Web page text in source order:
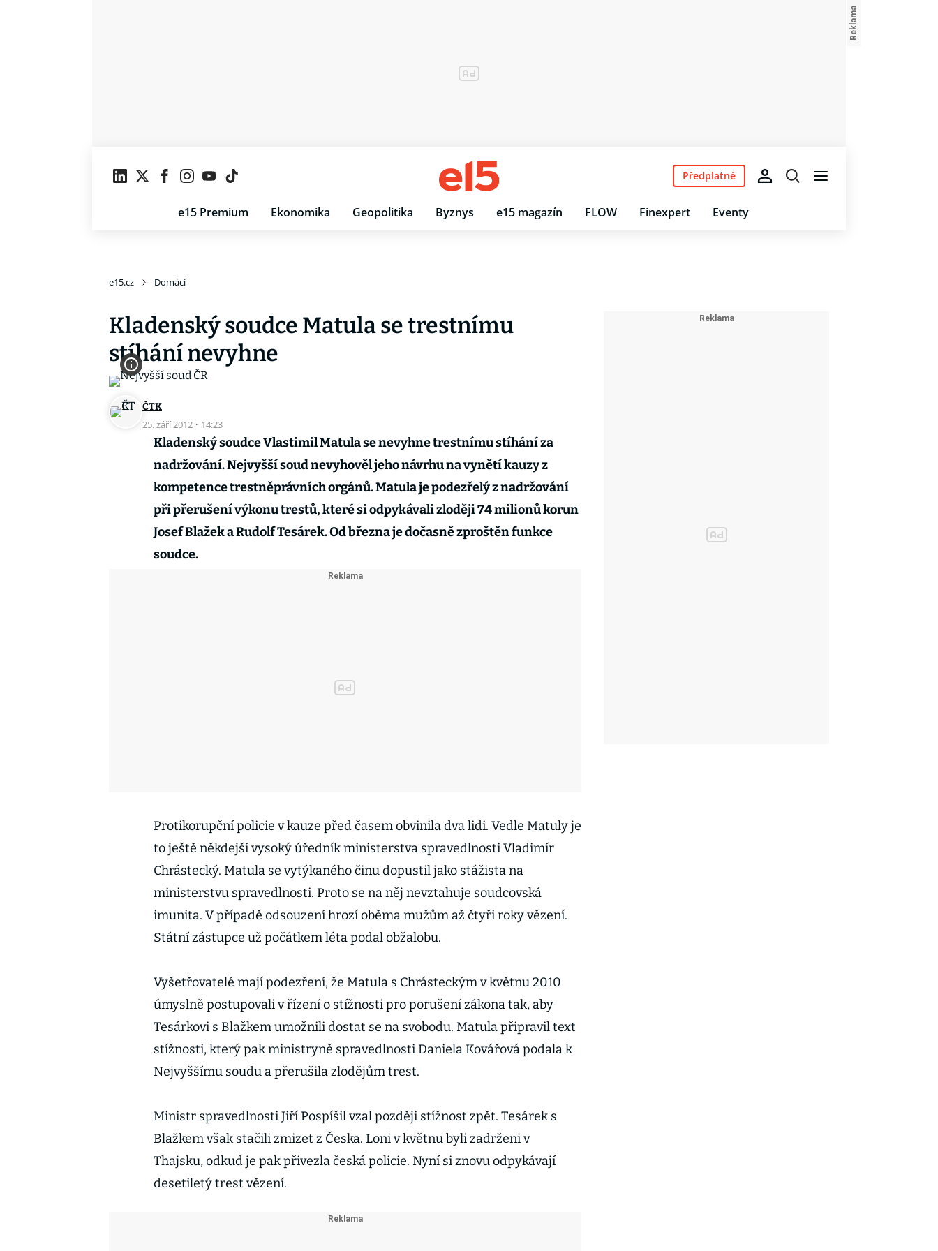
e15 Premium Ekonomika Geopolitika Byznys e15 magazín FLOW Finexpert Eventy
Předplatné
e15.cz Domácí
Kladenský soudce Matula se trestnímu
stíhání nevyhne
ČTK
25. září 2012 · 14:23
Kladenský soudce Vlastimil Matula se nevyhne trestnímu stíhání za
nadržování. Nejvyšší soud nevyhověl jeho návrhu na vynětí kauzy z
kompetence trestněprávních orgánů. Matula je podezřelý z nadržování
při přerušení výkonu trestů, které si odpykávali zloději 74 milionů korun
Josef Blažek a Rudolf Tesárek. Od března je dočasně zproštěn funkce
soudce.
Protikorupční policie v kauze před časem obvinila dva lidi. Vedle Matuly je
to ještě někdejší vysoký úředník ministerstva spravedlnosti Vladimír
Chrástecký. Matula se vytýkaného činu dopustil jako stážista na
ministerstvu spravedlnosti. Proto se na něj nevztahuje soudcovská
imunita. V případě odsouzení hrozí oběma mužům až čtyři roky vězení.
Státní zástupce už počátkem léta podal obžalobu.
Vyšetřovatelé mají podezření, že Matula s Chrásteckým v květnu 2010
úmyslně postupovali v řízení o stížnosti pro porušení zákona tak, aby
Tesárkovi s Blažkem umožnili dostat se na svobodu. Matula připravil text
stížnosti, který pak ministryně spravedlnosti Daniela Kovářová podala k
Nejvyššímu soudu a přerušila zlodějům trest.
Ministr spravedlnosti Jiří Pospíšil vzal později stížnost zpět. Tesárek s
Blažkem však stačili zmizet z Česka. Loni v květnu byli zadrženi v
Thajsku, odkud je pak přivezla česká policie. Nyní si znovu odpykávají
desetiletý trest vězení.